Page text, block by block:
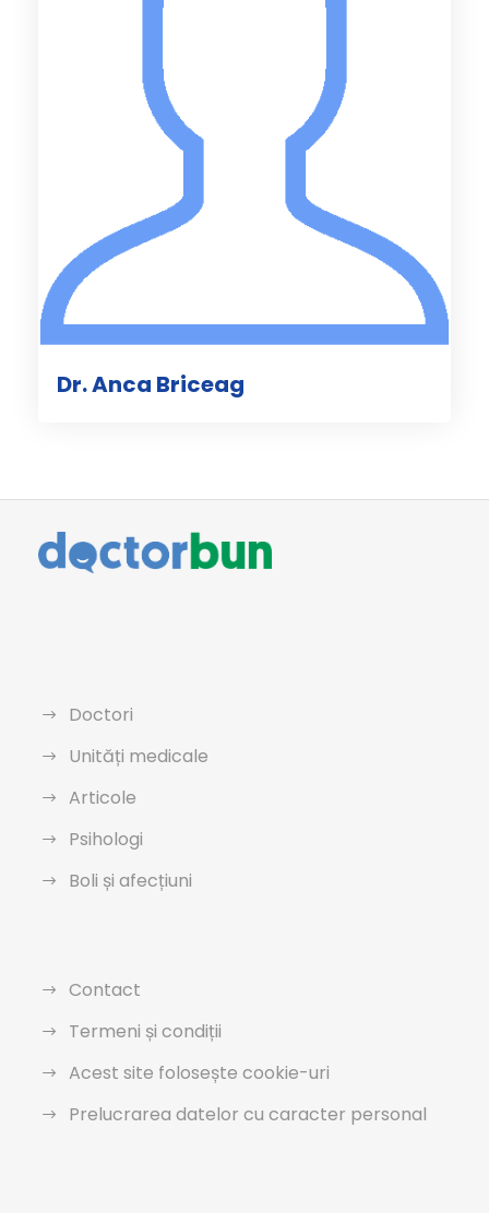
Dr. Anca Briceag
Doctori
Unități medicale
Articole
Psihologi
Boli și afecțiuni
Contact
Termeni și condiții
Acest site folosește cookie-uri
Prelucrarea datelor cu caracter personal